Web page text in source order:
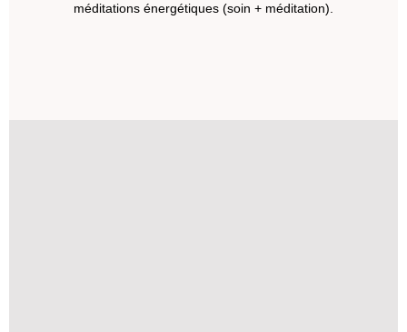
méditations énergétiques (soin + méditation).